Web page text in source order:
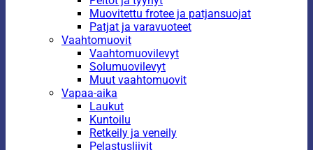
Muovitettu frotee ja patjansuojat
Patjat ja varavuoteet
Vaahtomuovit
Vaahtomuovilevyt
Solumuovilevyt
Muut vaahtomuovit
Vapaa-aika
Laukut
Kuntoilu
Retkeily ja veneily
Pelastusliivit